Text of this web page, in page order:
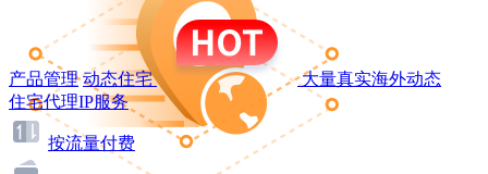
产品管理 动态住宅
大量真实海外动态
住宅代理IP服务
按流量付费